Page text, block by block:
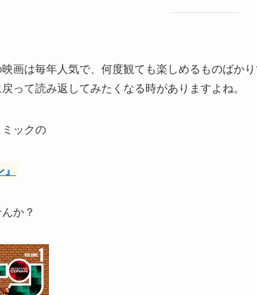
画は毎年人気で、何度観ても楽しめるものばか
って読み返してみたくなる時がありますよね。
ックの
か？